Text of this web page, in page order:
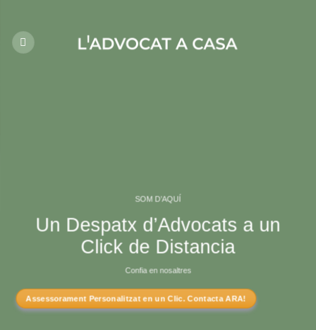
content
SOM D’AQUÍ
Un Despatx d’Advocats a un
Click de Distancia
Confia en nosaltres
Assessorament Personalitzat en un Clic. Contacta ARA!